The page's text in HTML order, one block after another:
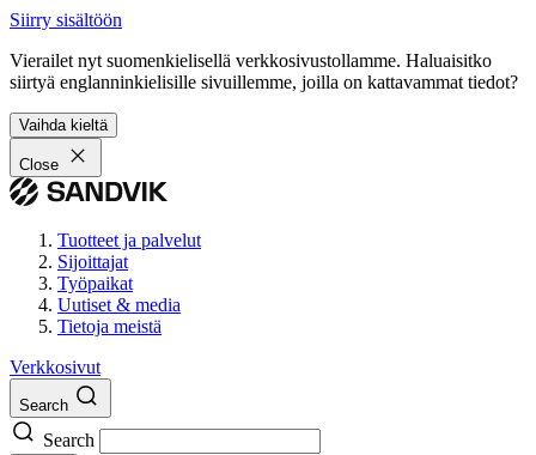
Siirry sisältöön
Vierailet nyt suomenkielisellä verkkosivustollamme. Haluaisitko
siirtyä englanninkielisille sivuillemme, joilla on kattavammat tiedot?
Vaihda kieltä
Close
Tuotteet ja palvelut
Sijoittajat
Työpaikat
Uutiset & media
Tietoja meistä
Verkkosivut
Search
Search